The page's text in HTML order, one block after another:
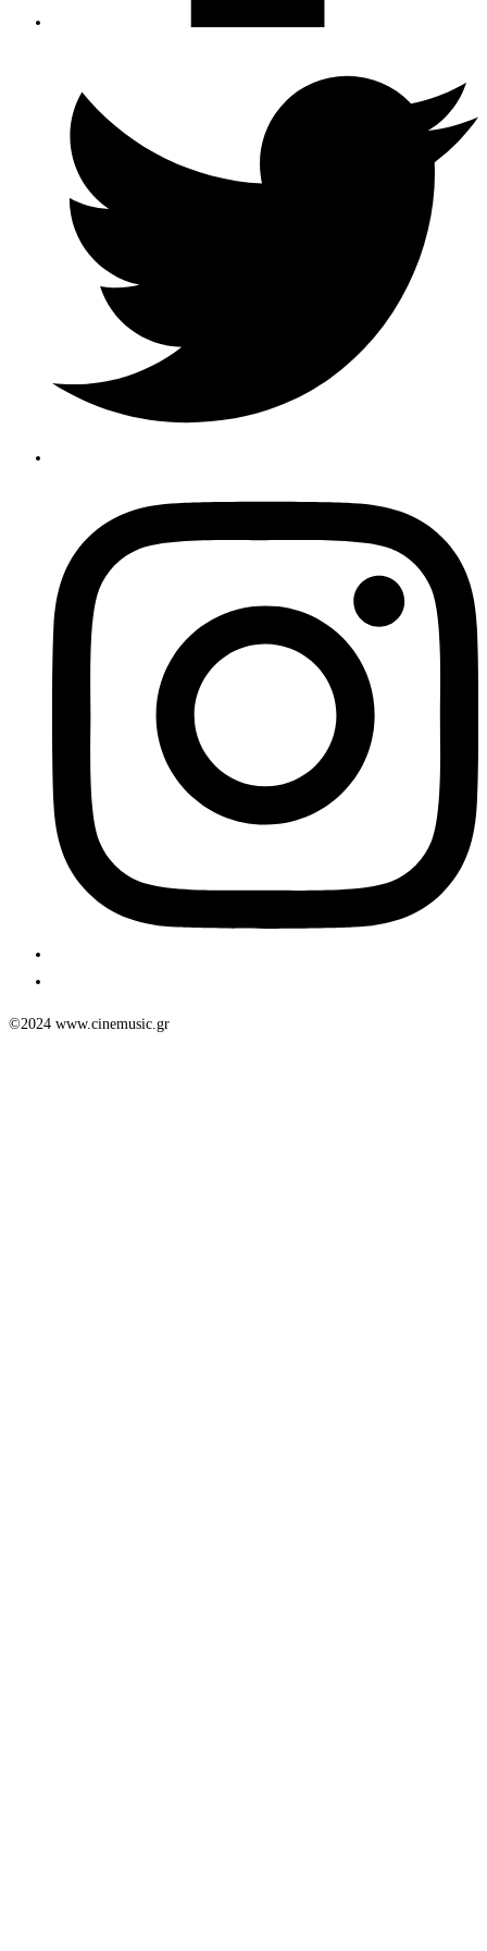
©2024 www.cinemusic.gr